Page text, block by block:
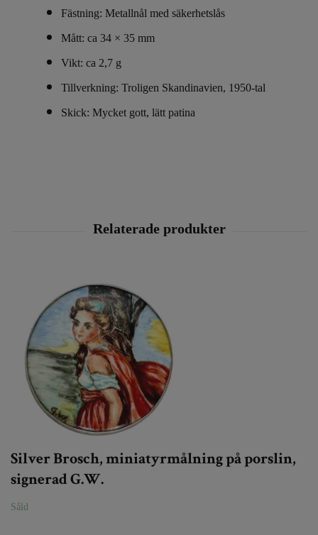
Fästning: Metallnål med säkerhetslås
Mått: ca 34 × 35 mm
Vikt: ca 2,7 g
Tillverkning: Troligen Skandinavien, 1950-tal
Skick: Mycket gott, lätt patina
Silver Brosch, miniatyrmålning på porslin,
signerad G.W.
Såld